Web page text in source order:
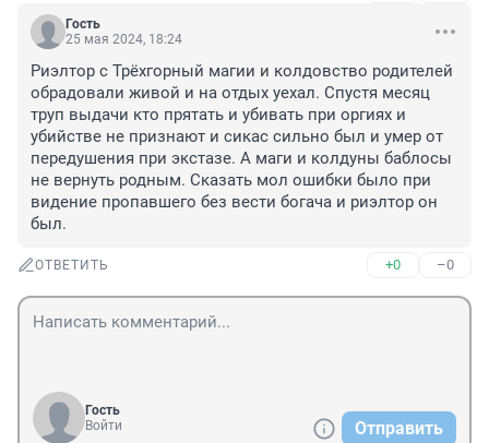
Гость
25 мая 2024, 18:24
Риэлтор с Трёхгорный магии и колдовство родителей
обрадовали живой и на отдых уехал. Спустя месяц
труп выдачи кто прятать и убивать при оргиях и
убийстве не признают и сикас сильно был и умер от
передушения при экстазе. А маги и колдуны баблосы
не вернуть родным. Сказать мол ошибки было при
видение пропавшего без вести богача и риэлтор он
был.
ОТВЕТИТЬ +0 –0
Гость
Войти
Отправить